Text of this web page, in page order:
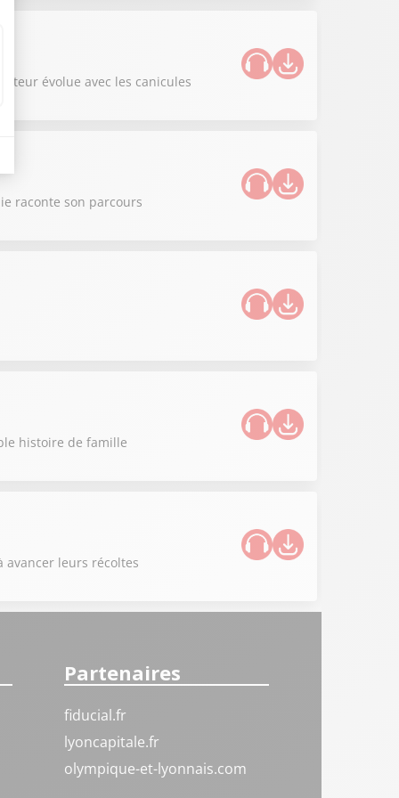
évolue avec les canicules
raconte son parcours
histoire de famille
leurs récoltes
Partenaires
fiducial.fr
lyoncapitale.fr
olympique-et-lyonnais.com